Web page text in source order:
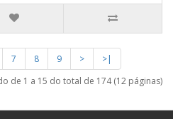
7 8 9 >
>|
de 1 a 15 do total de 174 (12 páginas)